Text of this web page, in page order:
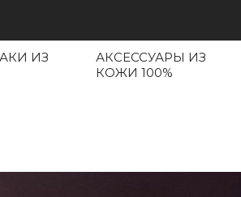
ИЗ
АКСЕССУАРЫ ИЗ
КОЖИ 100%